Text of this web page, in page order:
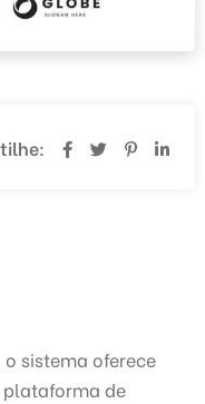
sistema oferece
plataforma de